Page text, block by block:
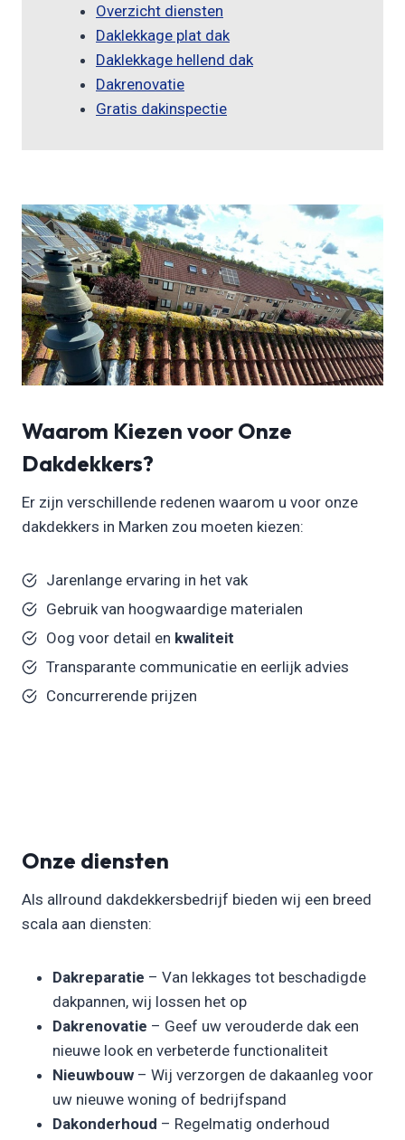
Overzicht diensten
Daklekkage plat dak
Daklekkage hellend dak
Dakrenovatie
Gratis dakinspectie
Waarom Kiezen voor Onze
Dakdekkers?
Er zijn verschillende redenen waarom u voor onze
dakdekkers in Marken zou moeten kiezen:
Jarenlange ervaring in het vak
Gebruik van hoogwaardige materialen
Oog voor detail en kwaliteit
Transparante communicatie en eerlijk advies
Concurrerende prijzen
Onze diensten
Als allround dakdekkersbedrijf bieden wij een breed
scala aan diensten:
Dakreparatie – Van lekkages tot beschadigde
dakpannen, wij lossen het op
Dakrenovatie – Geef uw verouderde dak een
nieuwe look en verbeterde functionaliteit
Nieuwbouw – Wij verzorgen de dakaanleg voor
uw nieuwe woning of bedrijfspand
Dakonderhoud – Regelmatig onderhoud